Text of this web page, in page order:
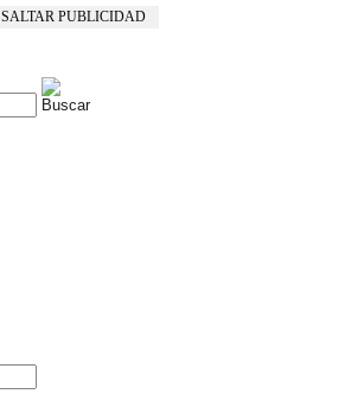
SALTAR PUBLICIDAD